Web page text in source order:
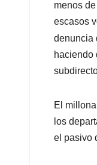
menos
escasos
denuncia
haciendo
El
los
el pasivo